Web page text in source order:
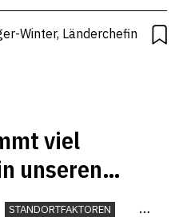
Winter, Länderchefin
viel
unseren
STANDORTFAKTOREN